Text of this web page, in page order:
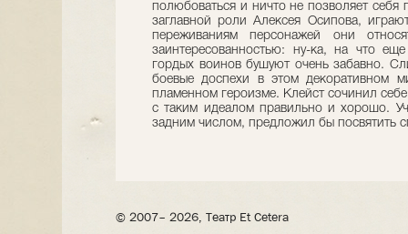
полюбоваться и ничто не позволяет
заглавной роли Алексея Осипова,
переживаниям персонажей они
заинтересованностью: ну-ка, на что
гордых воинов бушуют очень забавно.
боевые доспехи в этом декоративном
пламенном героизме. Клейст сочинил
с таким идеалом правильно и хорошо.
задним числом, предложил бы посвятить
© 2007– 2026, Театр Et Cetera